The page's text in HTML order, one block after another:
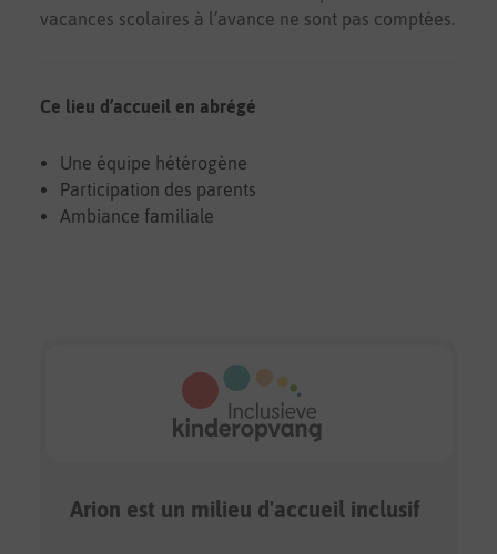
vacances scolaires à l’avance ne sont pas comptées.
Ce lieu d’accueil en abrégé
Une équipe hétérogène
Participation des parents
Ambiance familiale
Arion est un milieu d'accueil inclusif